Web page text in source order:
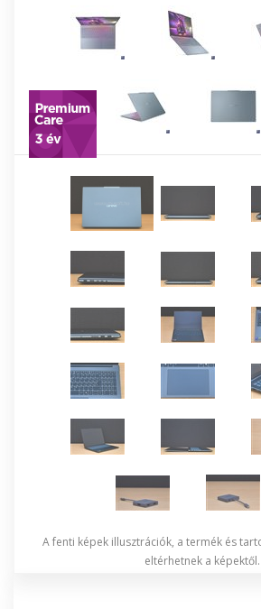
A fenti képek illusztrációk, a termék és
eltérhetnek a képektől.